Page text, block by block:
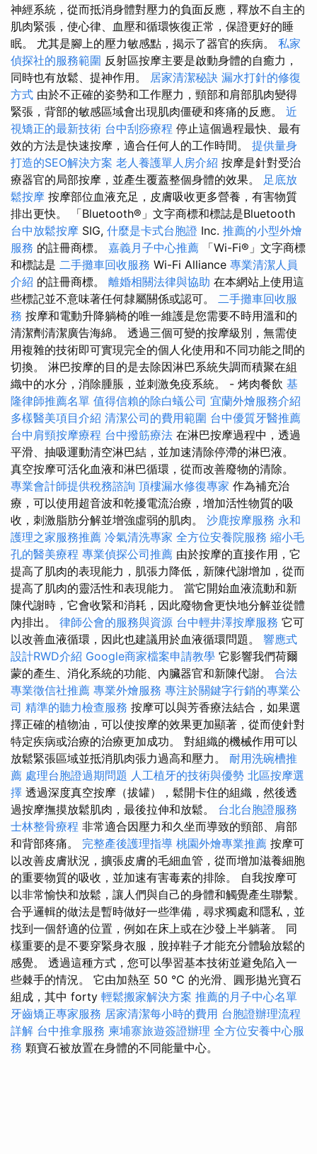
神經系統，從而抵消身體對壓力的負面反應，釋放不自主的
肌肉緊張，使心律、血壓和循環恢復正常，保證更好的睡
眠。 尤其是腳上的壓力敏感點，揭示了器官的疾病。 私家
偵探社的服務範圍 反射區按摩主要是啟動身體的自癒力，
同時也有放鬆、提神作用。 居家清潔秘訣 漏水打針的修復
方式 由於不正確的姿勢和工作壓力，頸部和肩部肌肉變得
緊張，背部的敏感區域會出現肌肉僵硬和疼痛的反應。 近
視矯正的最新技術 台中刮痧療程 停止這個過程最快、最有
效的方法是快速按摩，適合任何人的工作時間。 提供量身
打造的SEO解決方案 老人養護單人房介紹 按摩是針對受治
療器官的局部按摩，並產生覆蓋整個身體的效果。 足底放
鬆按摩 按摩部位血液充足，皮膚吸收更多營養，有害物質
排出更快。 「Bluetooth®」文字商標和標誌是Bluetooth
台中放鬆按摩 SIG, 什麼是卡式台胞證 Inc. 推薦的小型外燴
服務 的註冊商標。 嘉義月子中心推薦 「Wi-Fi®」文字商標
和標誌是 二手攤車回收服務 Wi-Fi Alliance 專業清潔人員
介紹 的註冊商標。 離婚相關法律與協助 在本網站上使用這
些標記並不意味著任何隸屬關係或認可。 二手攤車回收服
務 按摩和電動升降躺椅的唯一維護是您需要不時用溫和的
清潔劑清潔廣告海綿。 透過三個可變的按摩級別，無需使
用複雜的技術即可實現完全的個人化使用和不同功能之間的
切換。 淋巴按摩的目的是去除因淋巴系統失調而積聚在組
織中的水分，消除腫脹，並刺激免疫系統。 - 烤肉餐飲 基
隆律師推薦名單 值得信賴的除白蟻公司 宜蘭外燴服務介紹
多樣醫美項目介紹 清潔公司的費用範圍 台中優質牙醫推薦
台中肩頸按摩療程 台中撥筋療法 在淋巴按摩過程中，透過
平滑、抽吸運動清空淋巴結，並加速清除停滯的淋巴液。
真空按摩可活化血液和淋巴循環，從而改善廢物的清除。
專業會計師提供稅務諮詢 頂樓漏水修復專家 作為補充治
療，可以使用超音波和乾擾電流治療，增加活性物質的吸
收，刺激脂肪分解並增強虛弱的肌肉。 沙鹿按摩服務 永和
護理之家服務推薦 冷氣清洗專家 全方位安養院服務 縮小毛
孔的醫美療程 專業偵探公司推薦 由於按摩的直接作用，它
提高了肌肉的表現能力，肌張力降低，新陳代謝增加，從而
提高了肌肉的靈活性和表現能力。 當它開始血液流動和新
陳代謝時，它會收緊和消耗，因此廢物會更快地分解並從體
內排出。 律師公會的服務與資源 台中輕井澤按摩服務 它可
以改善血液循環，因此也建議用於血液循環問題。 響應式
設計RWD介紹 Google商家檔案申請教學 它影響我們荷爾
蒙的產生、消化系統的功能、內臟器官和新陳代謝。 合法
專業徵信社推薦 專業外燴服務 專注於關鍵字行銷的專業公
司 精準的聽力檢查服務 按摩可以與芳香療法結合，如果選
擇正確的植物油，可以使按摩的效果更加顯著，從而使針對
特定疾病或治療的治療更加成功。 對組織的機械作用可以
放鬆緊張區域並抵消肌肉張力過高和壓力。 耐用洗碗槽推
薦 處理台胞證過期問題 人工植牙的技術與優勢 北區按摩選
擇 透過深度真空按摩（拔罐），鬆開卡住的組織，然後透
過按摩撫摸放鬆肌肉，最後拉伸和放鬆。 台北台胞證服務
士林整骨療程 非常適合因壓力和久坐而導致的頸部、肩部
和背部疼痛。 完整產後護理指導 桃園外燴專業推薦 按摩可
以改善皮膚狀況，擴張皮膚的毛細血管，從而增加滋養細胞
的重要物質的吸收，並加速有害毒素的排除。 自我按摩可
以非常愉快和放鬆，讓人們與自己的身體和觸覺產生聯繫。
合乎邏輯的做法是暫時做好一些準備，尋求獨處和隱私，並
找到一個舒適的位置，例如在床上或在沙發上半躺著。 同
樣重要的是不要穿緊身衣服，脫掉鞋子才能充分體驗放鬆的
感覺。 透過這種方式，您可以學習基本技術並避免陷入一
些棘手的情況。 它由加熱至 50 °C 的光滑、圓形拋光寶石
組成，其中 forty 輕鬆搬家解決方案 推薦的月子中心名單
牙齒矯正專家服務 居家清潔每小時的費用 台胞證辦理流程
詳解 台中推拿服務 柬埔寨旅遊簽證辦理 全方位安養中心服
務 顆寶石被放置在身體的不同能量中心。